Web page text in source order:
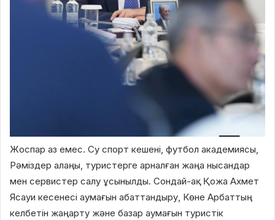
Жоспар аз емес. Су спорт кешені, футбол академиясы,
Рәміздер алаңы, туристерге арналған жаңа нысандар
мен сервистер салу ұсынылды. Сондай-ақ Қожа Ахмет
Ясауи кесенесі аумағын абаттандыру, Көне Арбаттың
келбетін жаңарту және базар аумағын туристік